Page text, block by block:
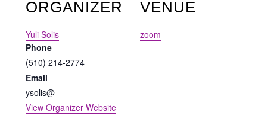
ORGANIZER
Yuli Solis
Phone
(510) 214-2774
Email
ysolis@
View Organizer Website
VENUE
zoom